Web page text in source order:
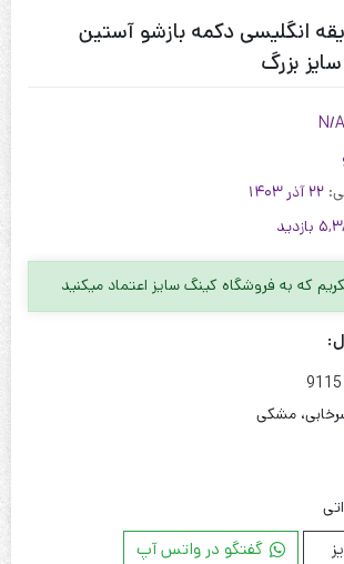
انگلیسی دکمه بازشو آستین
بزرگ
N/A
22 آذر 1403
که به فروشگاه کینگ سایز اعتماد میکنید
مشکی
گفتگو در واتس آپ